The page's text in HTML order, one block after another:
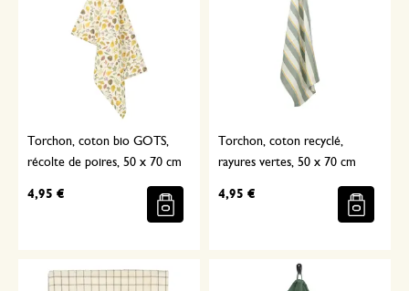
Torchon, coton bio GOTS,
récolte de poires, 50 x 70 cm
4,95 €
Torchon, coton recyclé,
rayures vertes, 50 x 70 cm
4,95 €